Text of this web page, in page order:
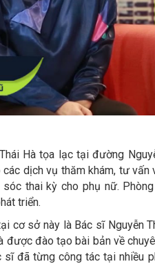
Hà tọa lạc tại đường
dịch vụ thăm khám, tư
thai kỳ cho phụ nữ.
triển.
cơ sở này là Bác sĩ Nguyễn
được đào tạo bài bản về
đã từng công tác tại nhiều